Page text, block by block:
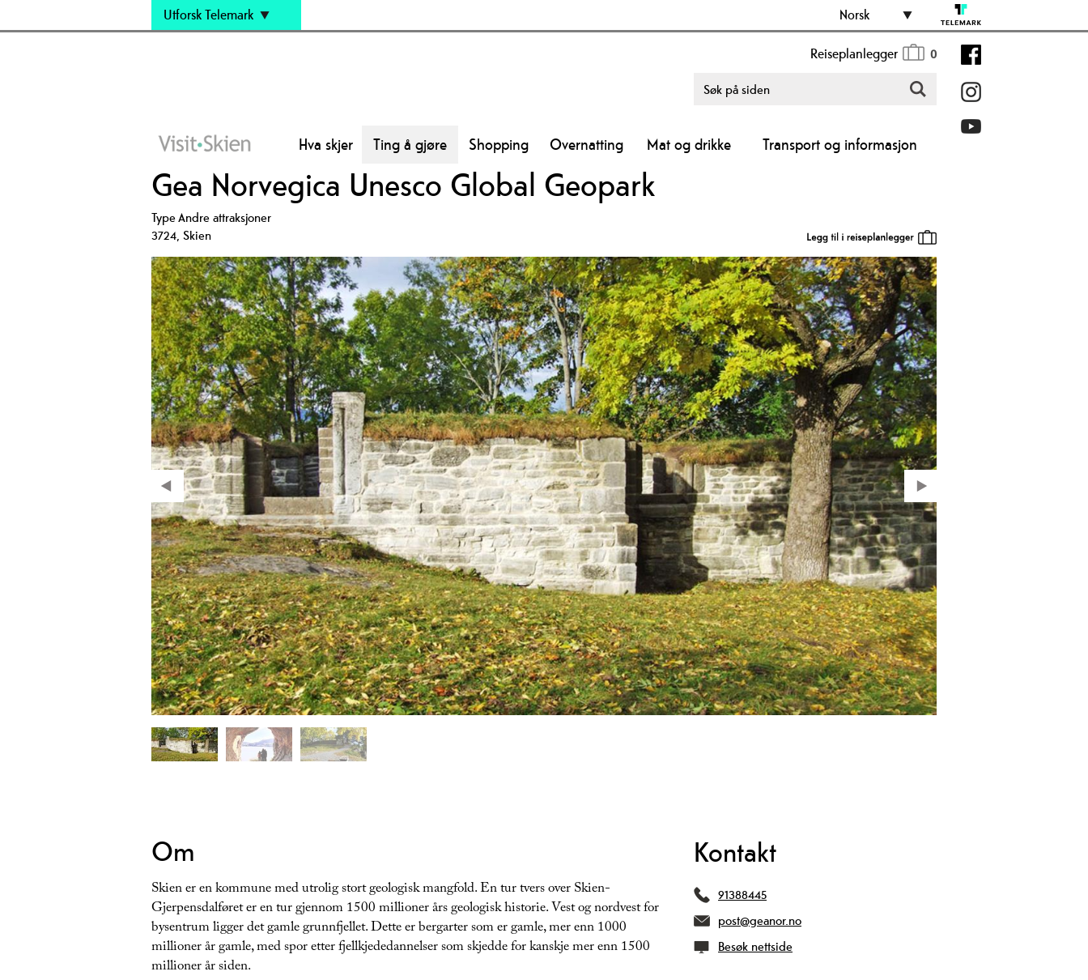
Utforsk Telemark Norsk
Reiseplanlegger 0
Hva skjer Ting å gjøre Shopping Overnatting Mat og drikke Transport og informasjon
Gea Norvegica Unesco Global Geopark
TypeAndre attraksjoner
3724, Skien
Om
Skien er en kommune med utrolig stort geologisk mangfold. En tur tvers over Skien-
Gjerpensdalføret er en tur gjennom 1500 millioner års geologisk historie. Vest og nordvest for
bysentrum ligger det gamle grunnfjellet.​​​​​ Dette er bergarter som er gamle, mer enn 1000
millioner år gamle, med spor etter fjellkjededannelser som skjedde for kanskje mer enn 1500
millioner år siden.
Kontakt
91388445
post@geanor.no
Besøk nettside